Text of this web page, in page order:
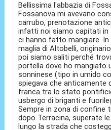
Bellissima l'abbazia di
Fossanova mi avevano
carrubo, prenotazione
infatti noi siamo capitati in
ci hanno fatto mangiare.
maglia di Altobelli,
poi siamo saliti perché
portella dove ho mangiato
sonninese (tipo in umido
spiegava che anticamente
franca tra lo stato
usbergo di briganti e
Sempre in zona di confine
dopo Terracina, superate
lungo la strada che